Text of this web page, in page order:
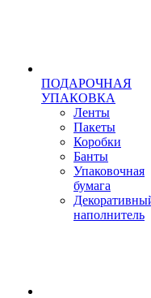
ПОДАРОЧНАЯ
УПАКОВКА
Ленты
Пакеты
Коробки
Банты
Упаковочная
бумага
наполнитель